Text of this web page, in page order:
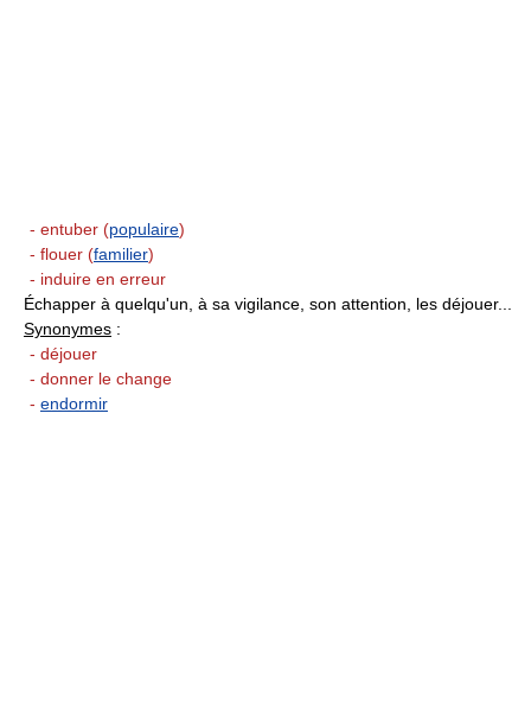
- entuber (populaire)
- flouer (familier)
- induire en erreur
Échapper à quelqu'un, à sa vigilance, son attention, les déjouer...
Synonymes :
- déjouer
- donner le change
- endormir